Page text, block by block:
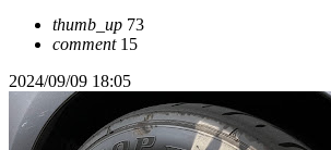
thumb_up 73
comment15
2024/09/09 18:05